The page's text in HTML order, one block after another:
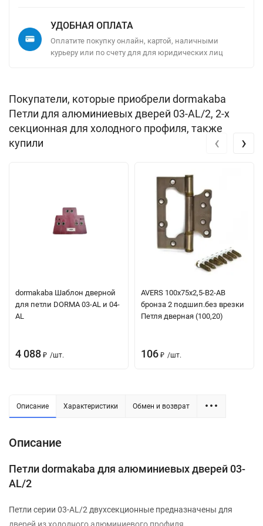
УДОБНАЯ ОПЛАТА
Оплатите покупку онлайн, картой, наличными
курьеру или по счету для для юридических лиц
Покупатели, которые приобрели dormakaba
Петли для алюминиевых дверей 03-AL/2, 2-х
секционная для холодного профиля, также
купили
dormakaba Шаблон дверной
для петли DORMA 03-AL и 04-
AL
4 088 ₽ /шт.
AVERS 100х75х2,5-B2-AB
бронза 2 подшип.без врезки
Петля дверная (100,20)
106 ₽ /шт.
‹ ›
Описание Характеристики Обмен и возврат
Описание
Петли dormakaba для алюминиевых дверей 03-
AL/2
Петли серии 03-AL/2 двухсекционные предназначены для